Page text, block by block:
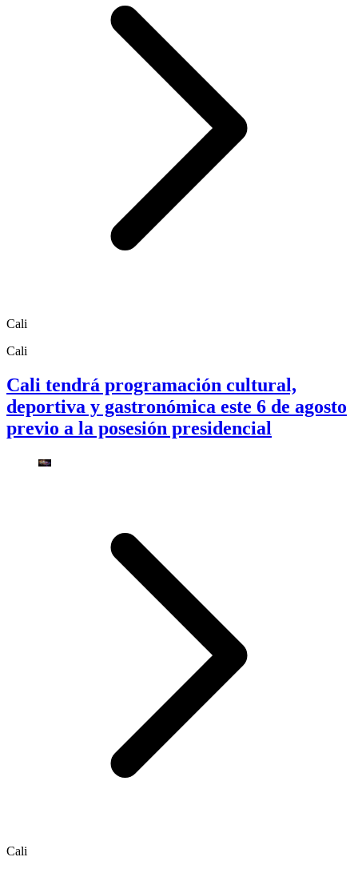
Cali
Cali
Cali tendrá programación cultural,
deportiva y gastronómica este 6 de agosto
previo a la posesión presidencial
Cali